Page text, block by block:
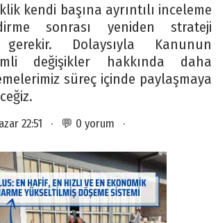
kendi başına ayrıntılı inceleme
sonrası yeniden strateji
gerekir. Dolaysıyla Kanunun
değişikler hakkında daha
süreç içinde paylaşmaya
22:51 · 💬 0 yorum ·